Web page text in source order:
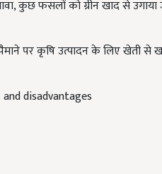
पर कृषि उत्पादन के लिए खेती से